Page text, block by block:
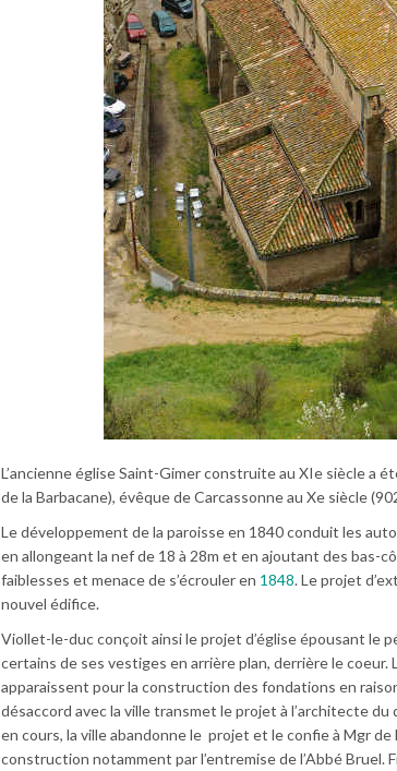
L’ancienne église Saint-Gimer construite au XIe siècle a
de la Barbacane), évêque de Carcassonne au Xe siècle
Le développement de la paroisse en 1840 conduit les
en allongeant la nef de 18 à 28m et en ajoutant des bas-
faiblesses et menace de s’écrouler en 1848. Le projet
nouvel édifice.
Viollet-le-duc conçoit ainsi le projet d’église épousant le
certains de ses vestiges en arrière plan, derrière le
apparaissent pour la construction des fondations en
désaccord avec la ville transmet le projet à l’architecte du
en cours, la ville abandonne le projet et le confie à Mgr
construction notamment par l’entremise de l’Abbé